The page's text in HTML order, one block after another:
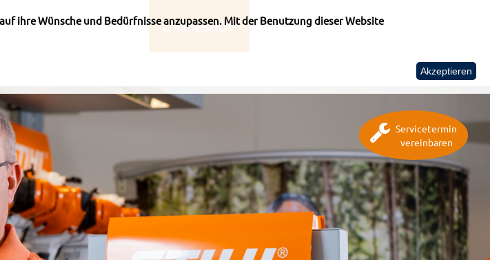
ihre Wünsche und Bedürfnisse anzupassen. Mit der Benutzung dieser Website
Akzeptieren
OnlineSHOP
Servicetermin
vereinbaren